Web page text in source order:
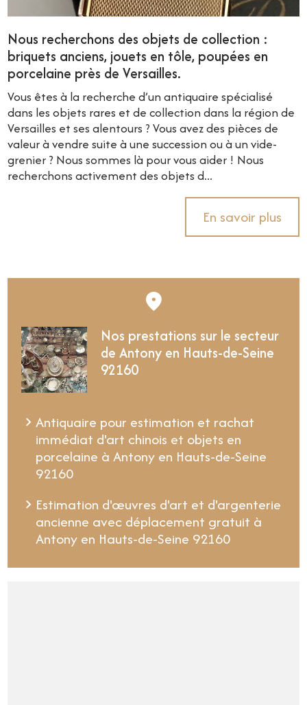
Nous recherchons des objets de collection :
briquets anciens, jouets en tôle, poupées en
porcelaine près de Versailles.
Vous êtes à la recherche d’un antiquaire spécialisé
dans les objets rares et de collection dans la région de
Versailles et ses alentours ? Vous avez des pièces de
valeur à vendre suite à une succession ou à un vide-
grenier ? Nous sommes là pour vous aider ! Nous
recherchons activement des objets d...
En savoir plus
Nos prestations sur le secteur
de Antony en Hauts-de-Seine
92160
Antiquaire pour estimation et rachat
immédiat d'art chinois et objets en
porcelaine à Antony en Hauts-de-Seine
92160
Estimation d'œuvres d'art et d'argenterie
ancienne avec déplacement gratuit à
Antony en Hauts-de-Seine 92160